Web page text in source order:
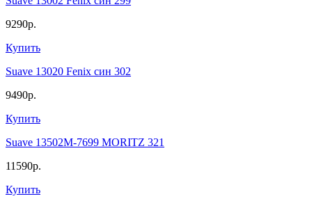
9290р.
Купить
Suave 13020 Fenix син 302
9490р.
Купить
Suave 13502M-7699 MORITZ 321
11590р.
Купить